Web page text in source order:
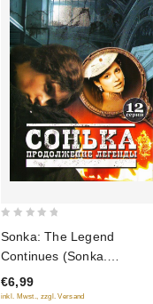
of
5
Sonka: The Legend
Continues (Sonka.
Prodolschenie legendy) (12
serij)
€6,99
inkl. Mwst., zzgl. Versand